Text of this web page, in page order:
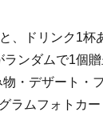
、ドリンク1杯
ンダムで1個贈
・デザート・
ラムフォトカ